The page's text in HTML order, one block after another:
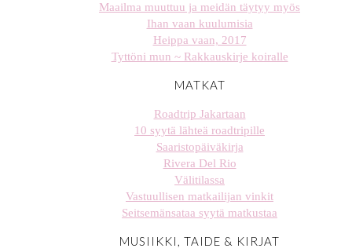
Maailma muuttuu ja meidän täytyy myös
Ihan vaan kuulumisia
Heippa vaan, 2017
Tyttöni mun ~ Rakkauskirje koiralle
MATKAT
Roadtrip Jakartaan
10 syytä lähteä roadtripille
Saaristopäiväkirja
Rivera Del Rio
Välitilassa
Vastuullisen matkailijan vinkit
Seitsemänsataa syytä matkustaa
MUSIIKKI, TAIDE & KIRJAT